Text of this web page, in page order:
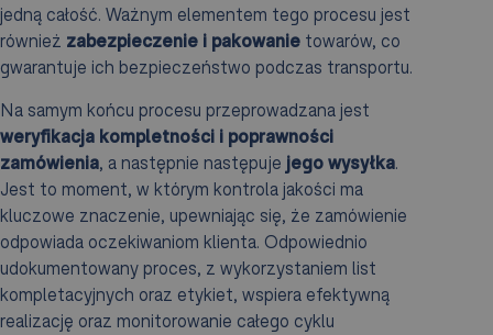
jedną całość. Ważnym elementem tego procesu jest
również zabezpieczenie i pakowanie towarów, co
gwarantuje ich bezpieczeństwo podczas transportu.
Na samym końcu procesu przeprowadzana jest
weryfikacja kompletności i poprawności
zamówienia, a następnie następuje jego wysyłka.
Jest to moment, w którym kontrola jakości ma
kluczowe znaczenie, upewniając się, że zamówienie
odpowiada oczekiwaniom klienta. Odpowiednio
udokumentowany proces, z wykorzystaniem list
kompletacyjnych oraz etykiet, wspiera efektywną
realizację oraz monitorowanie całego cyklu